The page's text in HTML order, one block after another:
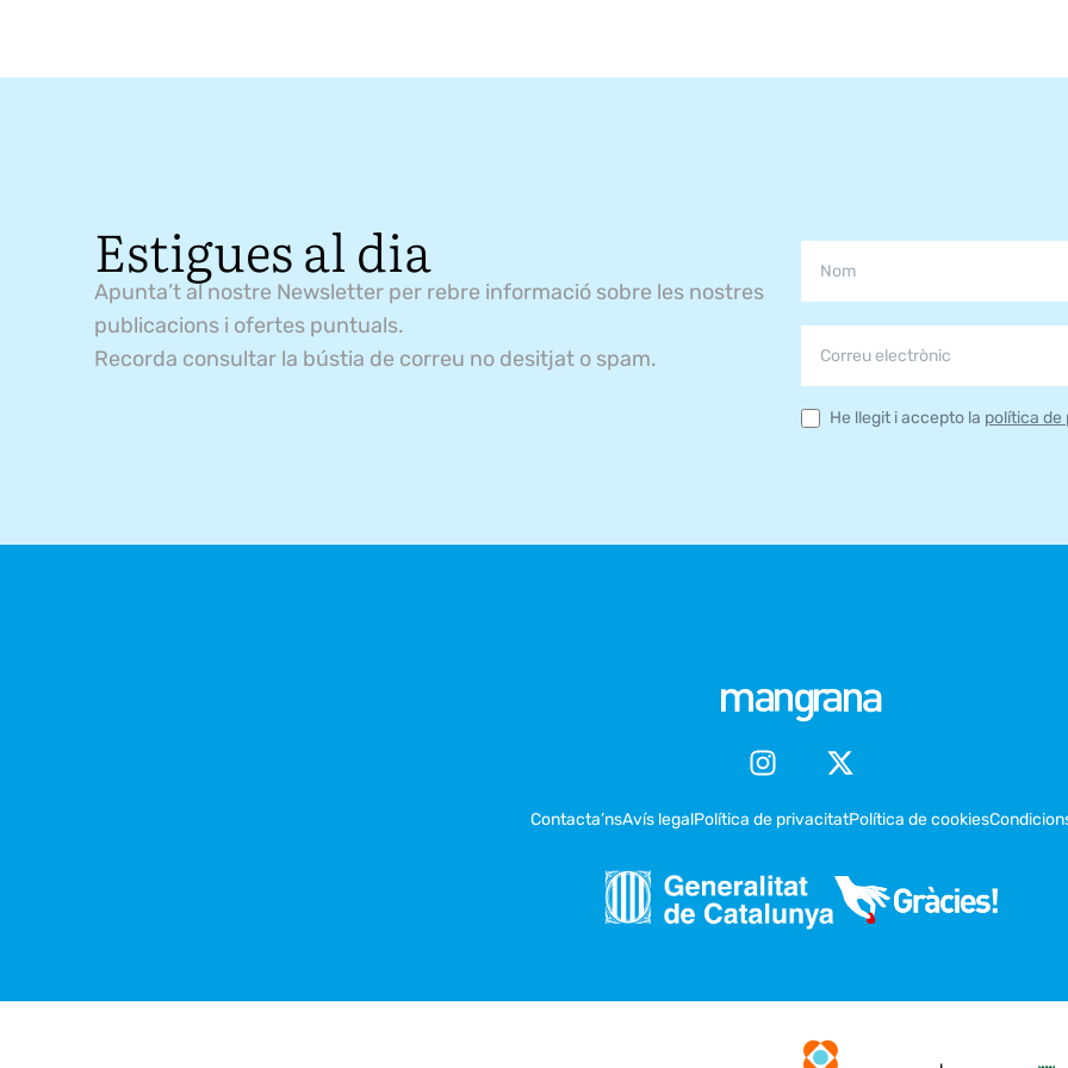
Estigues al dia
Apunta’t al nostre Newsletter per rebre informació sobre les nostres
publicacions i ofertes puntuals.
Recorda consultar la bústia de correu no desitjat o spam.
He llegit i accepto la política
Contacta’nsAvís legalPolítica de privacitatPolítica de cookies